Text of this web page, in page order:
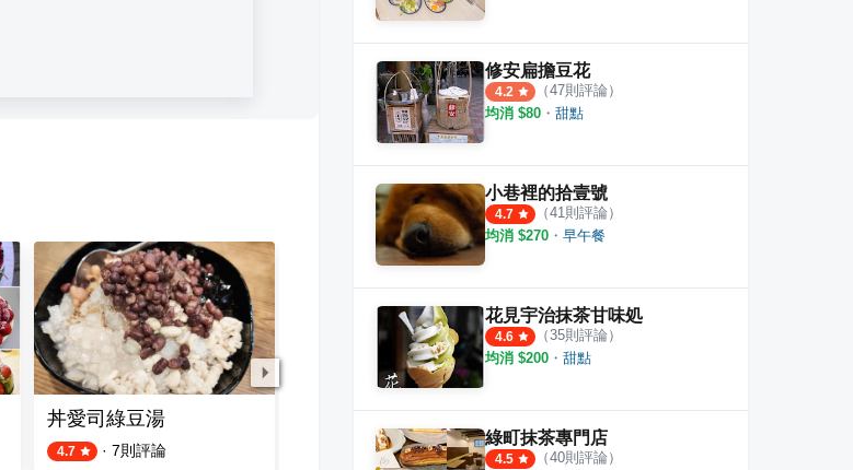
丼愛司綠豆湯
4.7 · 7則評論 43則評論 4.7 ·
修安扁擔豆花
4.2 （47則評論）
均消 $80 ・ 甜點
小巷裡的拾壹號
4.7 （41則評論）
均消 $270 ・ 早午餐
花見宇治抹茶甘味処
4.6 （35則評論）
均消 $200 ・ 甜點
綠町抹茶專門店
4.5 （40則評論）